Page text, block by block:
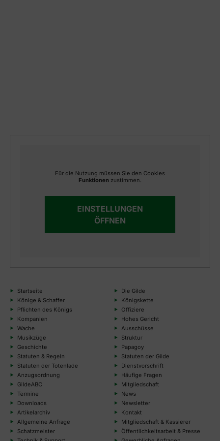
Für die Nutzung müssen Sie den Cookies
Funktionen zustimmen.
EINSTELLUNGEN
ÖFFNEN
Startseite
Die Gilde
Könige & Schaffer
Königskette
Pflichten des Königs
Offiziere
Kompanien
Hohes Gericht
Wache
Ausschüsse
Musikzüge
Struktur
Geschichte
Papagoy
Statuten & Regeln
Statuten der Gilde
Statuten der Totenlade
Dienstvorschrift
Anzugsordnung
Häufige Fragen
GildeABC
Mitgliedschaft
Termine
News
Downloads
Newsletter
Artikelarchiv
Kontakt
Allgemeine Anfrage
Mitgliedschaft & Kassierer
Schatzmeister
Öffentlichkeitsarbeit & Presse